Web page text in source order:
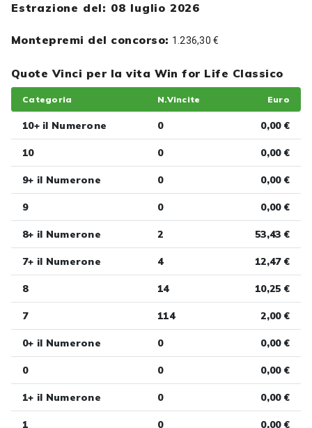
Estrazione del: 08 luglio 2026
Montepremi del concorso: 1.236,30 €
Quote Vinci per la vita Win for Life Classico
Categoria N.Vincite Euro
10+ il Numerone 0 0,00 €
10 0 0,00 €
9+ il Numerone 0 0,00 €
9 0 0,00 €
8+ il Numerone 2 53,43 €
7+ il Numerone 4 12,47 €
8 14 10,25 €
7 114 2,00 €
0+ il Numerone 0 0,00 €
0 0 0,00 €
1+ il Numerone 0 0,00 €
1 0 0,00 €